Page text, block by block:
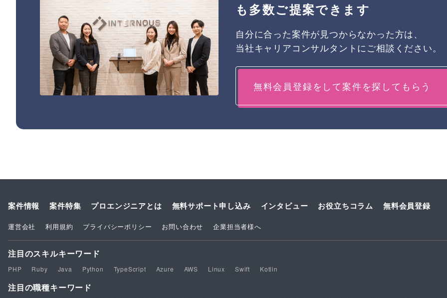
も多数ご提案できます
自分に合った案件が見つからなかった方は、
当社キャリアコンサルタントにご相談ください。
無料会員登録をして案件を探してもらう
案件情報 案件特集 プロエンジニアとは 無料サポート申し込み インタビュー お役立ちコラム 無料会員登録
運営会社 利用規約 プライバシーポリシー お問い合わせ 企業担当者様へ
注目のスキルキーワード
PHP Ruby Java Python TypeScript Azure AWS Linux Swift Kotlin
注目の職種キーワード